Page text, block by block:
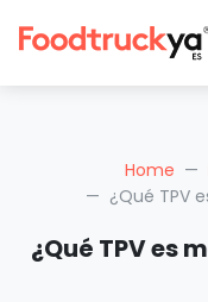
Home
¿Qué TPV
¿Qué TPV es